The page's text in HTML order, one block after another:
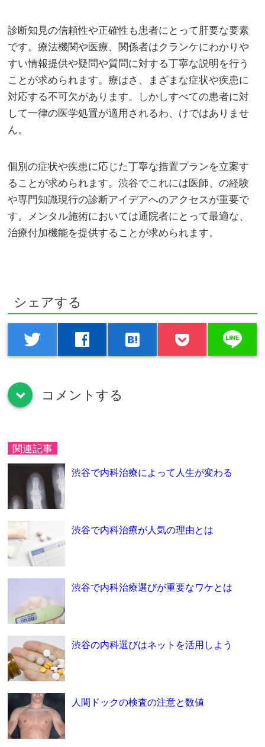
診断知見の信頼性や正確性も患者にとって肝要な要素
です。療法機関や医療、関係者はクランケにわかりや
すい情報提供や疑問や質問に対する丁寧な説明を行う
ことが求められます。療はさ、まざまな症状や疾患に
対応する不可欠があります。しかしすべての患者に対
して一律の医学処置が適用されるわ、けではありませ
ん。
個別の症状や疾患に応じた丁寧な措置プランを立案す
ることが求められます。渋谷でこれには医師、の経験
や専門知識現行の診断アイデアへのアクセスが重要で
す。メンタル施術においては通院者にとって最適な、
治療付加機能を提供することが求められます。
シェアする
twitter facebook hatenabookmark line
down コメントする
関連記事
渋谷で内科治療によって人生が変わる
渋谷で内科治療が人気の理由とは
渋谷で内科治療選びが重要なワケとは
渋谷の内科選びはネットを活用しよう
人間ドックの検査の注意と数値